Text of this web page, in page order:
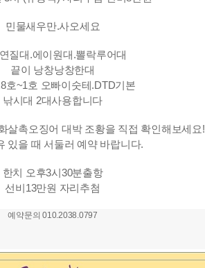
민물새우만.사오세요
질대.에이원대.뽈락루어대
끝이 낭창낭창한대
호~1호 오빠이숫테.DTD기본
낚시대 2대사용합니다
살촉오징어 대박 조황을 직접 확인해보세요!
있을 때 서둘러 예약 바랍니다.
한치 오후3시30분출항
선비13만원 자리추첨
예약문의 010.2038.0797